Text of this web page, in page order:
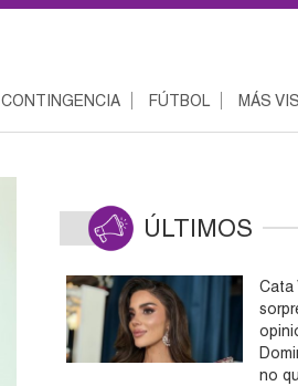
CONTINGENCIA FÚTBOL MÁS
ÚLTIMOS
Cata
no